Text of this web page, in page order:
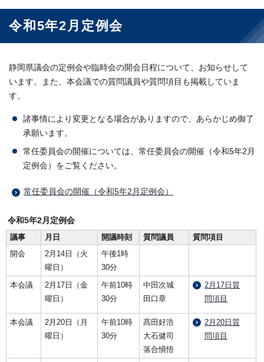
令和5年2月定例会
静岡県議会の定例会や臨時会の開会日程について、お知らせして
います。また、本会議での質問議員や質問項目も掲載していま
す。
諸事情により変更となる場合がありますので、あらかじめ御了
承願います。
常任委員会の開催については、常任委員会の開催（令和5年2月
定例会）をご覧ください。
常任委員会の開催（令和5年2月定例会）
令和5年2月定例会
議事
月日 開議時刻 質問議員
質問項目
開会
2月14日（火
曜日）
午後1時
30分
本会議
2月17日（金
曜日）
午前10時
30分
中田次城
田口章
2月17日質
問項目
本会議
2月20日（月
曜日）
午前10時
30分
髙田好浩
大石健司
落合愼悟
2月20日質
問項目